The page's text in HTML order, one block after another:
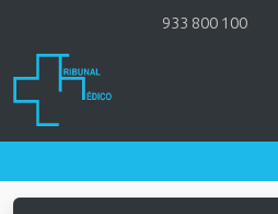
933 800 100